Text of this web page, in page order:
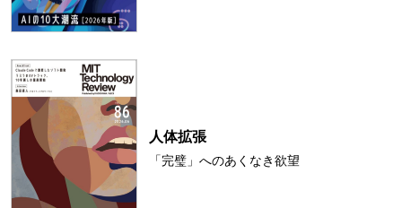
人体拡張
「完璧」へのあくなき欲望